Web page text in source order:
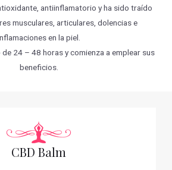
antiinflamatorio y ha sido traído
musculares, articulares, dolencias e
en la piel.
24 – 48 horas y comienza a emplear sus
beneficios.
CBD Balm